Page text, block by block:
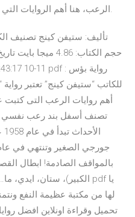
الرعب، هنا أهم الروايات التي تحولت لأفلام رعب مبهرة فيما بعد.
تأليف: ستيفن كينج تصنيف
للكاتب “ستيفن كينج” تعتبر
أهم روايات الرعب التى
تصنف أسفل بند رعب نفسي
بالمواقف الصادمة! ابطال
لها من مكتبة عظيمة النفع